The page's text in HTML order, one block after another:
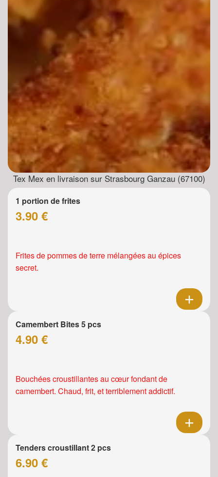
Tex Mex en livraison sur Strasbourg Ganzau (67100)
1 portion de frites
3.90 €
Frites de pommes de terre mélangées au épices
secret.
Camembert Bites 5 pcs
4.90 €
Bouchées croustillantes au cœur fondant de
camembert. Chaud, frit, et terriblement addictif.
Tenders croustillant 2 pcs
6.90 €